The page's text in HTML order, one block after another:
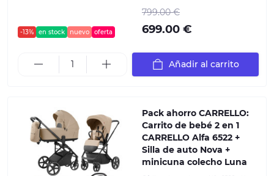
-13% en stock nuevo oferta
799.00 €
699.00 €
Añadir al carrito
Pack ahorro CARRELLO:
Carrito de bebé 2 en 1
CARRELLO Alfa 6522 +
Silla de auto Nova +
minicuna colecho Luna